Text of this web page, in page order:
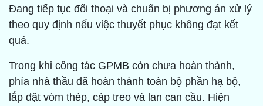
Đang tiếp tục đối thoại và chuẩn bị phương án xử lý
theo quy định nếu việc thuyết phục không đạt kết
quả.
Trong khi công tác GPMB còn chưa hoàn thành,
phía nhà thầu đã hoàn thành toàn bộ phần hạ bộ,
lắp đặt vòm thép, cáp treo và lan can cầu. Hiện